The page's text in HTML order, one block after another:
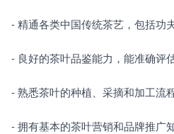
- 精通各类中国传统茶艺，包括功
- 良好的茶叶品鉴能力，能准确评
- 熟悉茶叶的种植、采摘和加工流程
- 拥有基本的茶叶营销和品牌推广知